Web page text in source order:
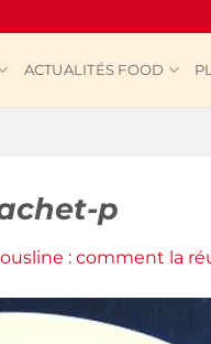
ACTUALITÉS FOOD
p
: comment la